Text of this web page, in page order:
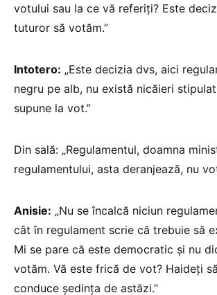
votului sau la ce vă referiți? Este
tuturor să votăm.”
Intotero: „Este decizia dvs, aici
negru pe alb, nu există nicăieri
supune la vot.”
Din sală: „Regulamentul, doamna
regulamentului, asta deranjează, nu
Anisie: „Nu se încalcă niciun
cât în regulament scrie că trebuie să
Mi se pare că este democratic și nu
votăm. Vă este frică de vot? Haideți
conduce ședința de astăzi.”